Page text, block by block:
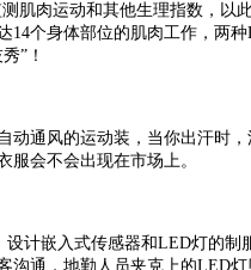
肌肉运动和其他生理指数，以
14个身体部位的肌肉工作，两
”！
动通风的运动装，当你出汗时
服会不会出现在市场上。
设计嵌入式传感器和LED灯的
通，地勤人员夹克上的LED灯